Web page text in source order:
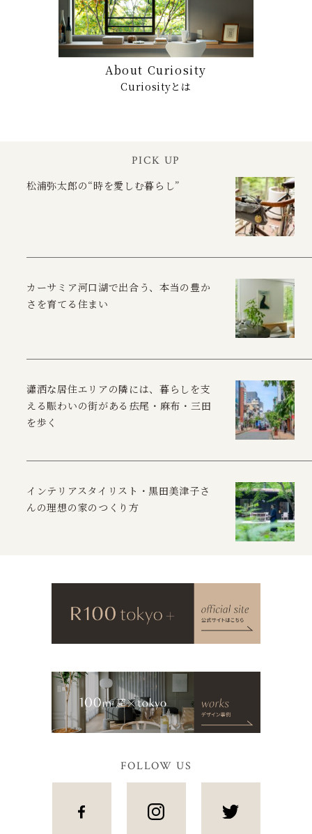
About Curiosity
Curiosityとは
PICK UP
松浦弥太郎の“時を愛しむ暮らし”
カーサミア河口湖で出合う、本当の豊か
さを育てる住まい
瀟洒な居住エリアの隣には、暮らしを支
える賑わいの街がある――広尾・麻布・三田
を歩く
インテリアスタイリスト・黒田美津子さ
んの理想の家のつくり方
FOLLOW US